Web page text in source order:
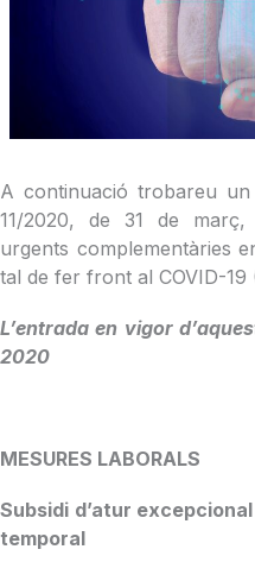
A continuació trobareu
11/2020, de 31 de març,
urgents complementàries
tal de fer front al COVID-19
L’entrada en vigor
2020
MESURES LABORALS
Subsidi d’atur
temporal